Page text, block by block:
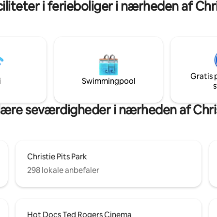
til University of
ubegrænset varmt vand og
Et par skridt fra restauranter,
i ferieboliger i nærheden af
Swimmingpool
Gratis
seværdigheder i nærheden af
Christie Pits Park
298 lokale anbefaler
Hot Docs Ted Rogers Cinema